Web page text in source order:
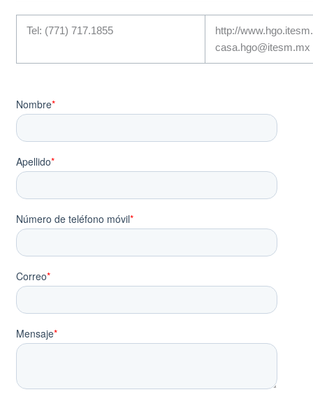
Tel: (771) 717.1855
http://
casa.hgo@itesm.mx